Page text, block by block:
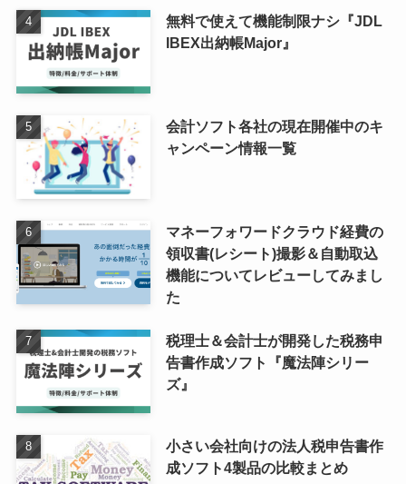
無料で使えて機能制限ナシ『JDL
IBEX出納帳Major』
会計ソフト各社の現在開催中のキ
ャンペーン情報一覧
マネーフォワードクラウド経費の
領収書(レシート)撮影＆自動取込
機能についてレビューしてみまし
た
税理士＆会計士が開発した税務申
告書作成ソフト『魔法陣シリー
ズ』
小さい会社向けの法人税申告書作
成ソフト4製品の比較まとめ